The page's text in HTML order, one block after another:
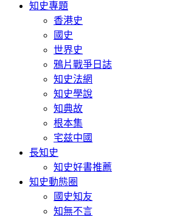
知史專題
香港史
國史
世界史
鴉片戰爭日誌
知史法網
知史學說
知典故
根本集
宅兹中國
長知史
知史好書推薦
知史動態圈
國史知友
知無不言